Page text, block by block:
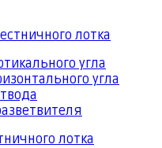
лотка
угла
угла
лотка